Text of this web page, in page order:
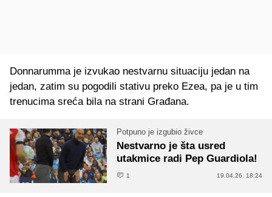
Donnarumma je izvukao nestvarnu situaciju jedan na
jedan, zatim su pogodili stativu preko Ezea, pa je u tim
trenucima sreća bila na strani Građana.
Potpuno je izgubio živce
Nestvarno je šta usred
utakmice radi Pep Guardiola!
1 19.04.26. 18:24